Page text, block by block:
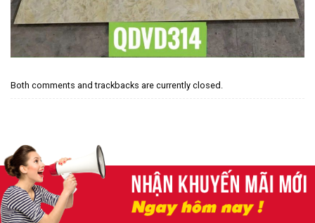
Both comments and trackbacks are currently closed.